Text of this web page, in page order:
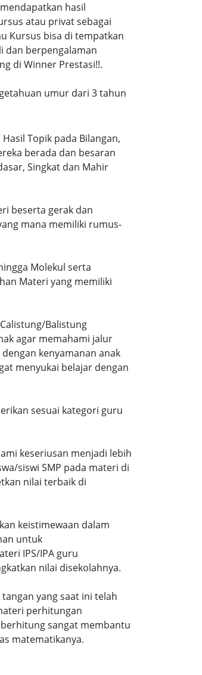
hasil
atau privat sebagai
Kursus bisa di tempatkan
dan berpengalaman
di Winner Prestasi!!.
umur dari 3 tahun
Topik pada Bilangan,
berada dan besaran
Singkat dan Mahir
beserta gerak dan
mana memiliki rumus-
Molekul serta
Materi yang memiliki
Balistung
agar memahami jalur
kenyamanan anak
menyukai belajar dengan
sesuai kategori guru
keseriusan menjadi lebih
siswi SMP pada materi di
nilai terbaik di
keistimewaan dalam
untuk
IPS/IPA guru
nilai disekolahnya.
yang saat ini telah
perhitungan
sangat membantu
matematikanya.